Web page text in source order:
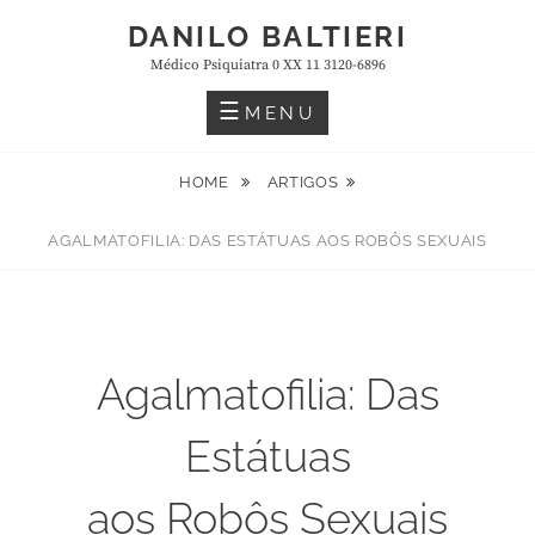
DANILO BALTIERI
Médico Psiquiatra 0 XX 11 3120-6896
MENU
HOME ARTIGOS
AGALMATOFILIA: DAS ESTÁTUAS AOS ROBÔS SEXUAIS
Agalmatofilia: Das
Estátuas
aos Robôs Sexuais